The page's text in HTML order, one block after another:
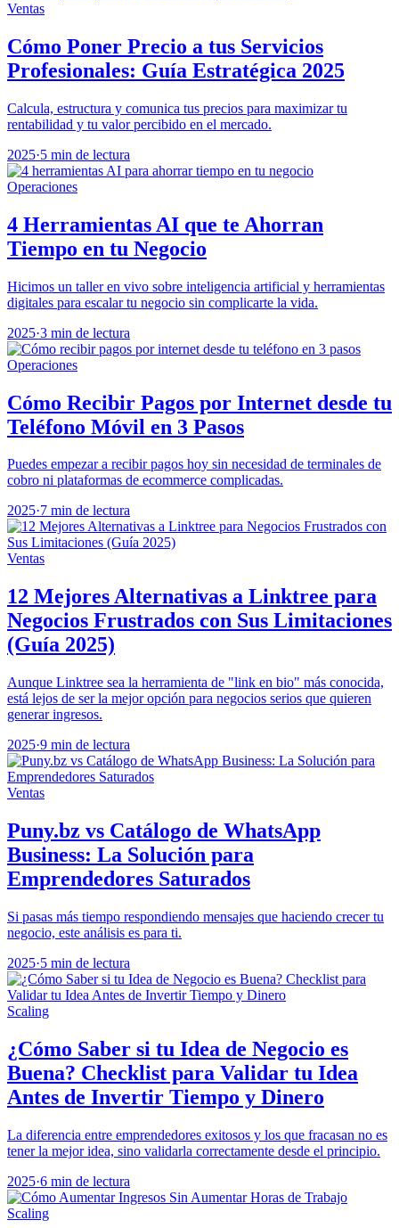
Ventas
Cómo Poner Precio a tus Servicios
Profesionales: Guía Estratégica 2025
Calcula, estructura y comunica tus precios para maximizar tu
rentabilidad y tu valor percibido en el mercado.
2025·5 min de lectura
Operaciones
4 Herramientas AI que te Ahorran
Tiempo en tu Negocio
Hicimos un taller en vivo sobre inteligencia artificial y herramientas
digitales para escalar tu negocio sin complicarte la vida.
2025·3 min de lectura
Operaciones
Cómo Recibir Pagos por Internet desde tu
Teléfono Móvil en 3 Pasos
Puedes empezar a recibir pagos hoy sin necesidad de terminales de
cobro ni plataformas de ecommerce complicadas.
2025·7 min de lectura
Ventas
12 Mejores Alternativas a Linktree para
Negocios Frustrados con Sus Limitaciones
(Guía 2025)
Aunque Linktree sea la herramienta de "link en bio" más conocida,
está lejos de ser la mejor opción para negocios serios que quieren
generar ingresos.
2025·9 min de lectura
Ventas
Puny.bz vs Catálogo de WhatsApp
Business: La Solución para
Emprendedores Saturados
Si pasas más tiempo respondiendo mensajes que haciendo crecer tu
negocio, este análisis es para ti.
2025·5 min de lectura
Scaling
¿Cómo Saber si tu Idea de Negocio es
Buena? Checklist para Validar tu Idea
Antes de Invertir Tiempo y Dinero
La diferencia entre emprendedores exitosos y los que fracasan no es
tener la mejor idea, sino validarla correctamente desde el principio.
2025·6 min de lectura
Scaling